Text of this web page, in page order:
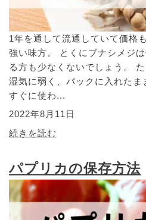
1年を通して流通していて価格
強い味方。 とくにブナシメジ
る方も少なくないでしょう。
湿気に弱く、パックに入れたま
すぐに使わ...
2022年8月11日
続きを読む
パプリカの保存方法